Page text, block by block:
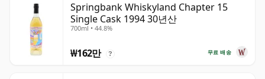
Springbank Whiskyland Chapter 15
Single Cask 1994 30년산
700ml • 44.8%
무료 배송
₩162만 ?